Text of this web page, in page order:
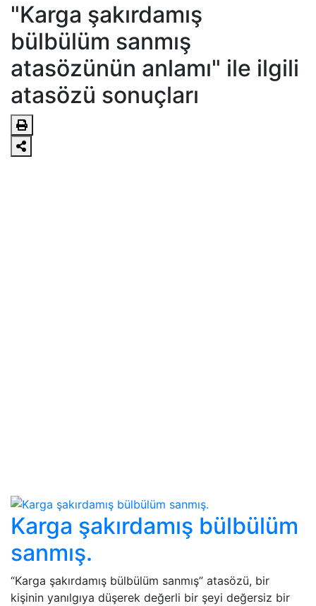
"Karga şakırdamış
bülbülüm sanmış
atasözünün anlamı" ile ilgili
atasözü sonuçları
Karga şakırdamış bülbülüm
sanmış.
“Karga şakırdamış bülbülüm sanmış” atasözü, bir
kişinin yanılgıya düşerek değerli bir şeyi değersiz bir